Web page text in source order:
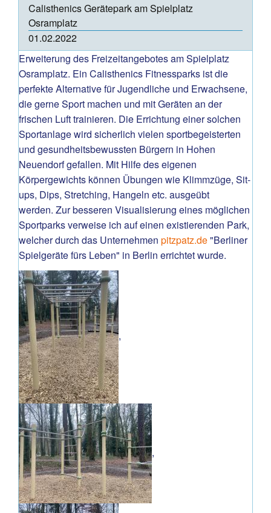
Calisthenics Gerätepark am Spielplatz
Osramplatz
01.02.2022
Erweiterung des Freizeitangebotes am Spielplatz
Osramplatz. Ein Calisthenics Fitnessparks ist die
perfekte Alternative für Jugendliche und Erwachsene,
die gerne Sport machen und mit Geräten an der
frischen Luft trainieren. Die Errichtung einer solchen
Sportanlage wird sicherlich vielen sportbegeisterten
und gesundheitsbewussten Bürgern in Hohen
Neuendorf gefallen. Mit Hilfe des eigenen
Körpergewichts können Übungen wie Klimmzüge, Sit-
ups, Dips, Stretching, Hangeln etc. ausgeübt
werden. Zur besseren Visualisierung eines möglichen
Sportparks verweise ich auf einen existierenden Park,
welcher durch das Unternehmen pitzpatz.de"Berliner
Spielgeräte fürs Leben" in Berlin errichtet wurde.
,
,